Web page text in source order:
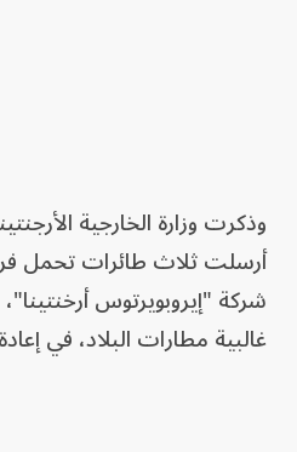
وذكرت وزارة الخارجية
أرسلت ثلاث طائرات تحمل
شركة "إيروبويرتوس
غالبية مطارات البلاد، في